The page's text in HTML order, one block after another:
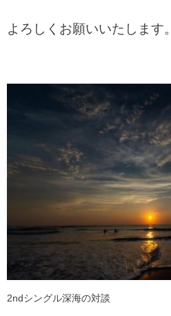
よろしくお願いいたします。
2ndシングル深海の対談